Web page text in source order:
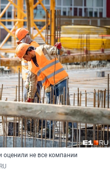
оценили не все компании